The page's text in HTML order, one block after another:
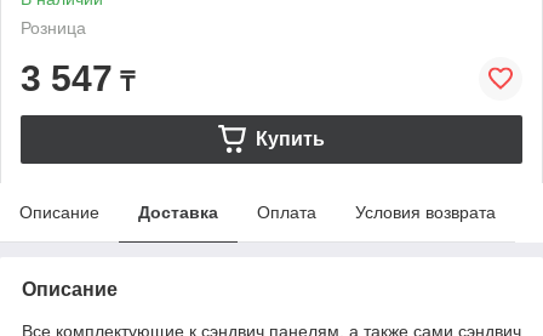
Розница
3 547 ₸
Купить
Описание Доставка Оплата Условия возврата
Описание
Все комплектующие к сэндвич панелям, а также сами сэндвич